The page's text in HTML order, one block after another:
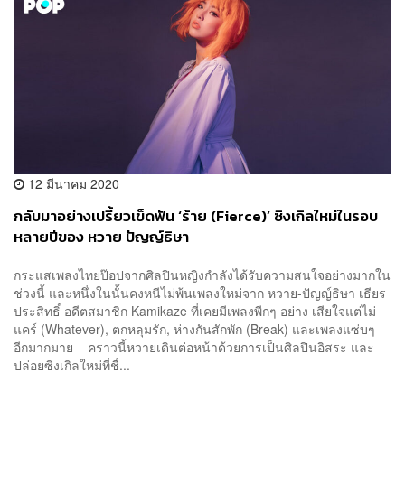
12 มีนาคม 2020
กลับมาอย่างเปรี้ยวเข็ดฟัน ‘ร้าย (Fierce)’ ซิงเกิลใหม่ในรอบ
หลายปีของ หวาย ปัญญ์ธิษา
กระแสเพลงไทยป๊อปจากศิลปินหญิงกำลังได้รับความสนใจอย่างมากใน
ช่วงนี้ และหนึ่งในนั้นคงหนีไม่พ้นเพลงใหม่จาก หวาย-ปัญญ์ธิษา เธียร
ประสิทธิ์ อดีตสมาชิก Kamikaze ที่เคยมีเพลงพีกๆ อย่าง เสียใจแต่ไม่
แคร์ (Whatever), ตกหลุมรัก, ห่างกันสักพัก (Break) และเพลงแซ่บๆ
อีกมากมาย คราวนี้หวายเดินต่อหน้าด้วยการเป็นศิลปินอิสระ และ
ปล่อยซิงเกิลใหม่ที่ชื่...